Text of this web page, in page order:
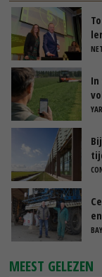
MEEST GELEZEN